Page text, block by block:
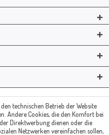
Paul e.K. | Westring 2 | 45659
info@pauls-muehle.de
technischen Betrieb der Website
Andere Cookies, die den Komfort bei
Direktwerbung dienen oder die
Netzwerken vereinfachen sollen,